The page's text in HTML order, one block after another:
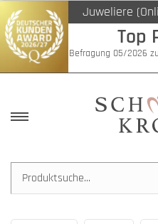
Juweliere
Top
Befragung 05/2026